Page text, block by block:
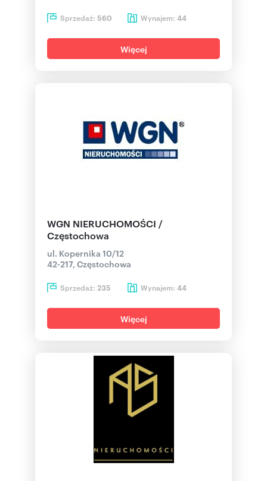
Sprzedaż: 560 Wynajem: 44
Więcej
WGN NIERUCHOMOŚCI /
Częstochowa
ul. Kopernika 10/12
42-217, Częstochowa
Sprzedaż: 235 Wynajem: 44
Więcej